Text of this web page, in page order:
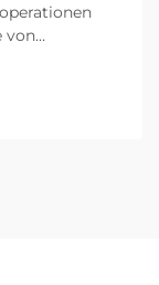
von
bei der